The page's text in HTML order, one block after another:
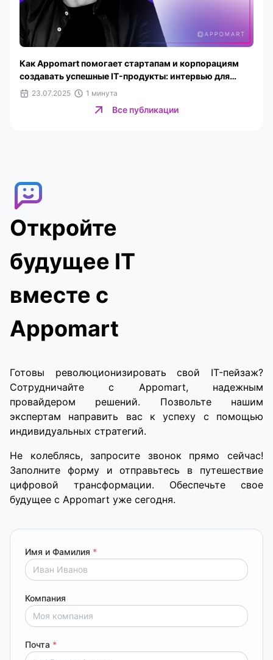
Как Appomart помогает стартапам и корпорациям
создавать успешные IT-продукты: интервью для
Website Planet
23.07.2025 1 минута
Все публикации
Откройте
будущее IT
вместе с
Appomart
Готовы революционизировать свой IT-пейзаж?
Сотрудничайте с Appomart, надежным
провайдером решений. Позвольте нашим
экспертам направить вас к успеху с помощью
индивидуальных стратегий.
Не колеблясь, запросите звонок прямо сейчас!
Заполните форму и отправьтесь в путешествие
цифровой трансформации. Обеспечьте свое
будущее с Appomart уже сегодня.
Имя и Фамилия *
Компания
Почта *